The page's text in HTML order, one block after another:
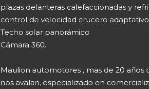
plazas delanteras calefaccionadas y
control de velocidad crucero adaptativo
Techo solar panorámico
Cámara 360.
Maulion automotores , mas de 20
nos avalan, especializado en